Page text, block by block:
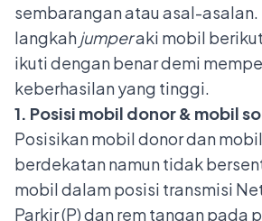
sembarangan atau asal-
langkahjumperaki mobil
ikuti dengan benar demi
keberhasilan yang tinggi.
1. Posisi mobil donor & mobil
Posisikan mobil donor dan
berdekatan namun tidak
mobil dalam posisi transmisi
Parkir (P) dan rem tangan pada